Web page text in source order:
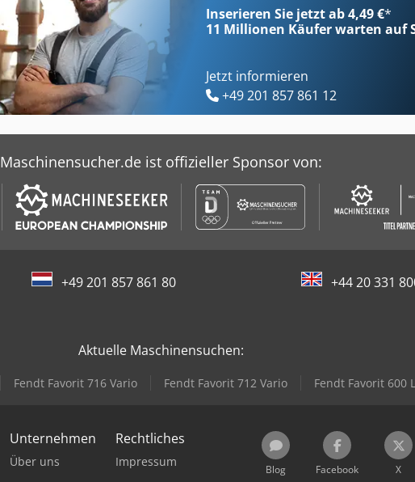
Inserieren Sie jetzt ab 4,49 €*
11 Millionen Käufer warten auf
Jetzt informieren
+49 201 857 861 12
Maschinensucher.de ist offizieller Sponsor von:
+49 201 857 861 80
+44 20 331
Aktuelle Maschinensuchen:
Fendt Favorit 716 Vario Fendt Favorit 712 Vario Fendt Favorit 600
Unternehmen
Über uns
Rechtliches
Impressum
Blog Facebook X